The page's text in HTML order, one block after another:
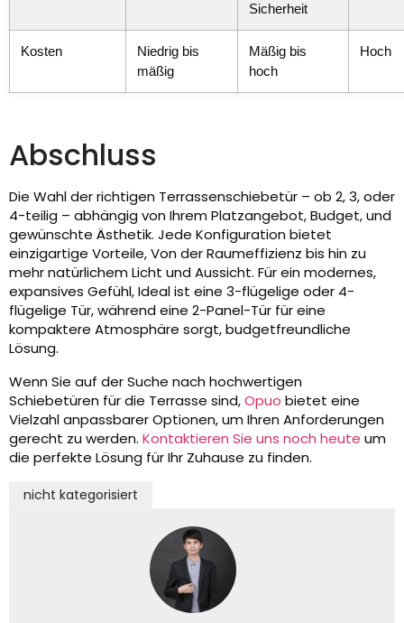
Sicherheit
Kosten
Niedrig bis
mäßig
Mäßig bis
hoch
Hoch
Abschluss
Die Wahl der richtigen Terrassenschiebetür – ob 2, 3, oder
4-teilig – abhängig von Ihrem Platzangebot, Budget, und
gewünschte Ästhetik. Jede Konfiguration bietet
einzigartige Vorteile, Von der Raumeffizienz bis hin zu
mehr natürlichem Licht und Aussicht. Für ein modernes,
expansives Gefühl, Ideal ist eine 3-flügelige oder 4-
flügelige Tür, während eine 2-Panel-Tür für eine
kompaktere Atmosphäre sorgt, budgetfreundliche
Lösung.
Wenn Sie auf der Suche nach hochwertigen
Schiebetüren für die Terrasse sind,Opuo bietet eine
Vielzahl anpassbarer Optionen, um Ihren Anforderungen
gerecht zu werden. Kontaktieren Sie uns noch heute um
die perfekte Lösung für Ihr Zuhause zu finden.
nicht kategorisiert